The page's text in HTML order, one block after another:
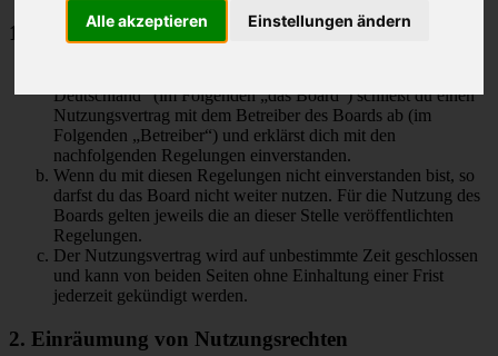
Alle akzeptieren Einstellungen ändern
1. Nutzungsvertrag
Deutschland“ (im Folgenden „das Board“) schließt du einen
Nutzungsvertrag mit dem Betreiber des Boards ab (im
Folgenden „Betreiber“) und erklärst dich mit den
nachfolgenden Regelungen einverstanden.
Wenn du mit diesen Regelungen nicht einverstanden bist, so
darfst du das Board nicht weiter nutzen. Für die Nutzung des
Boards gelten jeweils die an dieser Stelle veröffentlichten
Regelungen.
Der Nutzungsvertrag wird auf unbestimmte Zeit geschlossen
und kann von beiden Seiten ohne Einhaltung einer Frist
jederzeit gekündigt werden.
2. Einräumung von Nutzungsrechten